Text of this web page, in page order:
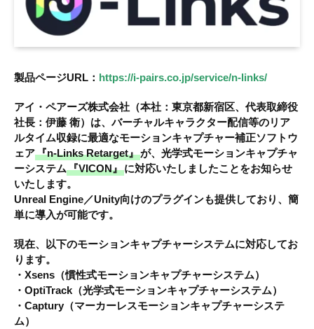
製品ページURL： https://i-pairs.co.jp/service/n-links/
アイ・ペアーズ株式会社（本社：東京都新宿区、代表取締役
社長：伊藤 衛）は、バーチャルキャラクター配信等のリア
ルタイム収録に最適なモーションキャプチャー補正ソフトウ
ェア『n-Links Retarget』が、光学式モーションキャプチャ
ーシステム『VICON』に対応いたしましたことをお知らせ
いたします。
Unreal Engine／Unity向けのプラグインも提供しており、簡
単に導入が可能です。
現在、以下のモーションキャプチャーシステムに対応してお
ります。
・Xsens（慣性式モーションキャプチャーシステム）
・OptiTrack（光学式モーションキャプチャーシステム）
・Captury（マーカーレスモーションキャプチャーシステ
ム）